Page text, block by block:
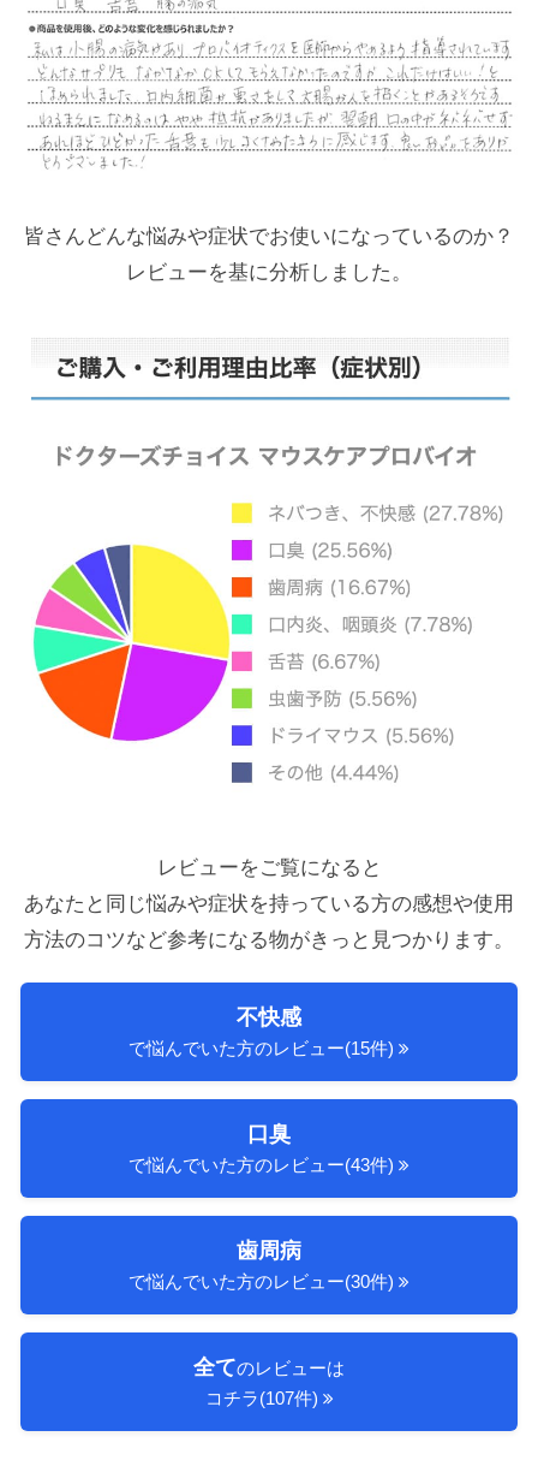
皆さんどんな悩みや症状でお使いになっているのか？
レビューを基に分析しました。
レビューをご覧になると
あなたと同じ悩みや症状を持っている方の感想や使用
方法のコツなど参考になる物がきっと見つかります。
不快感
で悩んでいた方のレビュー(15件)
口臭
で悩んでいた方のレビュー(43件)
歯周病
で悩んでいた方のレビュー(30件)
全てのレビューは
コチラ(107件)